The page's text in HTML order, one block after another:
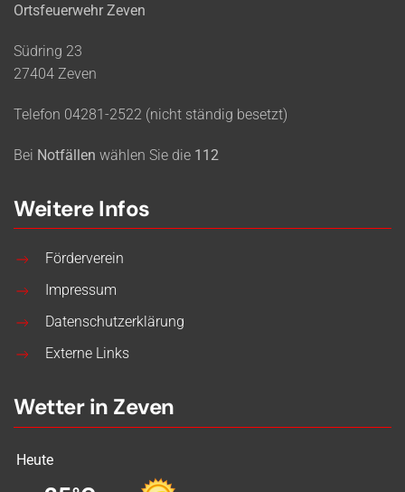
Ortsfeuerwehr Zeven
Südring 23
27404 Zeven
Telefon 04281-2522 (nicht ständig besetzt)
Bei Notfällen wählen Sie die 112
Weitere Infos
Förderverein
Impressum
Datenschutzerklärung
Externe Links
Wetter in Zeven
Heute